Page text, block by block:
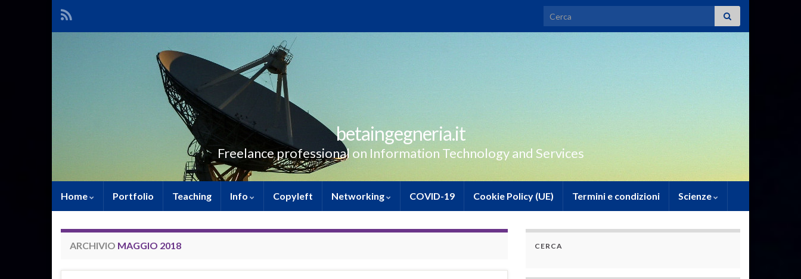
Search for:
betaingegneria.it
Freelance professional on Information Technology and Services
Home Portfolio Teaching Info Copyleft Networking COVID-19 Cookie Policy (UE) Termini e condizioni Scienze
ARCHIVIO MAGGIO 2018 CERCA